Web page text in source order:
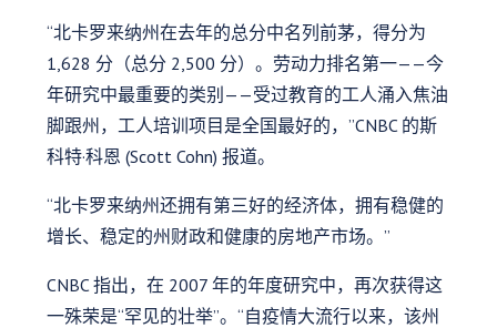
“北卡罗来纳州在去年的总分中名列前茅，得分为
1,628 分（总分 2,500 分）。劳动力排名第一——今
年研究中最重要的类别——受过教育的工人涌入焦油
脚跟州，工人培训项目是全国最好的，”CNBC 的斯
科特·科恩 (Scott Cohn) 报道。
“北卡罗来纳州还拥有第三好的经济体，拥有稳健的
增长、稳定的州财政和健康的房地产市场。”
CNBC 指出，在 2007 年的年度研究中，再次获得这
一殊荣是“罕见的壮举”。“自疫情大流行以来，该州